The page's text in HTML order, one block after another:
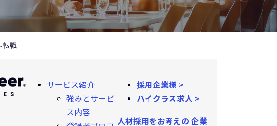
転職
サービス紹介
強みとサービ
ス内容
採用企業様 >
ハイクラス求人 >
人材採用をお考えの 企業